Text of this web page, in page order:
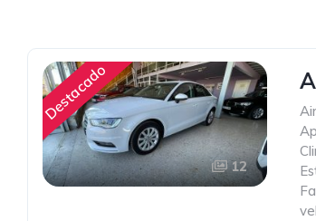
Destacado
12